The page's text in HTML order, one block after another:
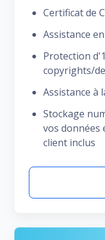
Certificat de
Assistance
Protection
copyrights/
Assistance à
Stockage
vos données
client inclus